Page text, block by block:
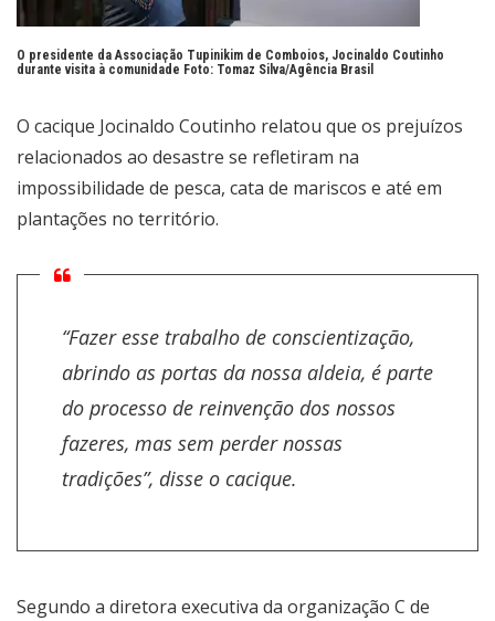
O presidente da Associação Tupinikim de Comboios, Jocinaldo Coutinho
durante visita à comunidade Foto: Tomaz Silva/Agência Brasil
O cacique Jocinaldo Coutinho relatou que os prejuízos
relacionados ao desastre se refletiram na
impossibilidade de pesca, cata de mariscos e até em
plantações no território.
“Fazer esse trabalho de conscientização,
abrindo as portas da nossa aldeia, é parte
do processo de reinvenção dos nossos
fazeres, mas sem perder nossas
tradições”, disse o cacique.
Segundo a diretora executiva da organização C de